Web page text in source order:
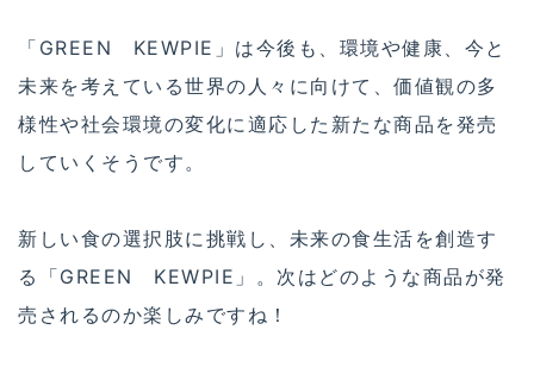
「GREEN KEWPIE」は今後も、環境や健康、今と
未来を考えている世界の人々に向けて、価値観の多
様性や社会環境の変化に適応した新たな商品を発売
していくそうです。
新しい食の選択肢に挑戦し、未来の食生活を創造す
る「GREEN KEWPIE」。次はどのような商品が発
売されるのか楽しみですね！